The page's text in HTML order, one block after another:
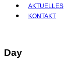
AKTUELLES
KONTAKT
Day